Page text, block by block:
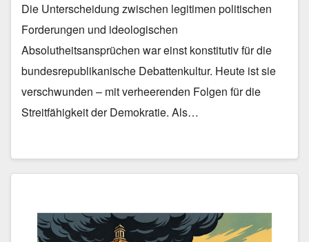
Die Unterscheidung zwischen legitimen politischen
Forderungen und ideologischen
Absolutheitsansprüchen war einst konstitutiv für die
bundesrepublikanische Debattenkultur. Heute ist sie
verschwunden – mit verheerenden Folgen für die
Streitfähigkeit der Demokratie. Als…